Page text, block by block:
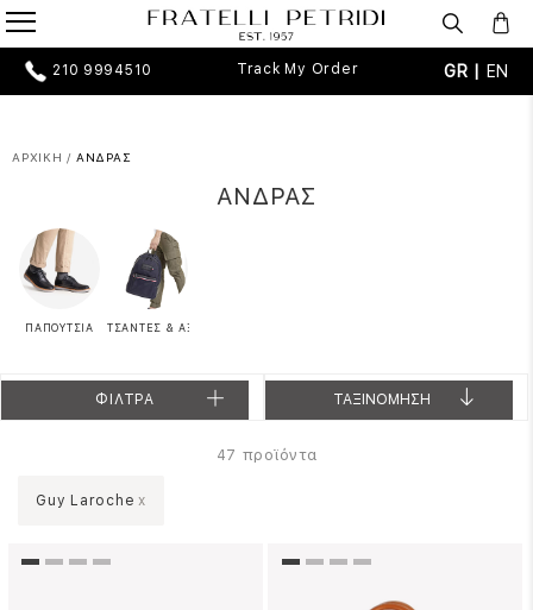
210 9994510 Track My Order GR | EN
ΑΡΧΙΚΗ / ΑΝΔΡΑΣ
ΑΝΔΡΑΣ
ΠΑΠΟΥΤΣΙΑ ΤΣΑΝΤΕΣ & ΑΞΕΣΟΥΑΡ
ΦΙΛΤΡΑ ΤΑΞΙΝΟΜΗΣΗ
47 προϊόντα
Guy Laroche x